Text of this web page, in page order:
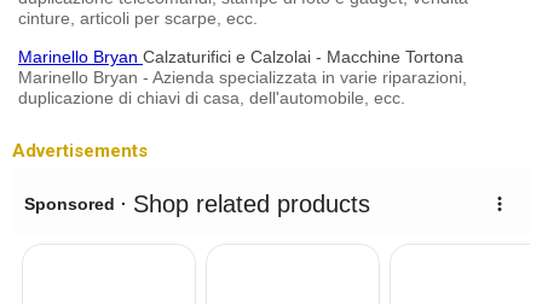
cinture, articoli per scarpe, ecc.
Marinello Bryan Calzaturifici e Calzolai - Macchine Tortona
Marinello Bryan - Azienda specializzata in varie riparazioni,
duplicazione di chiavi di casa, dell'automobile, ecc.
Advertisements